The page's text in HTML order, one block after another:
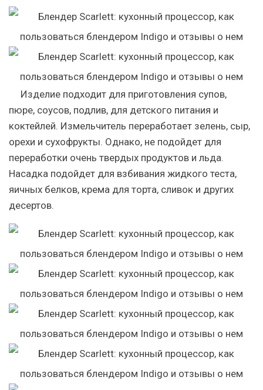
Изделие подходит для приготовления супов,
пюре, соусов, подлив, для детского питания и
коктейлей. Измельчитель переработает зелень, сыр,
орехи и сухофрукты. Однако, не подойдет для
переработки очень твердых продуктов и льда.
Насадка подойдет для взбивания жидкого теста,
яичных белков, крема для торта, сливок и других
десертов.